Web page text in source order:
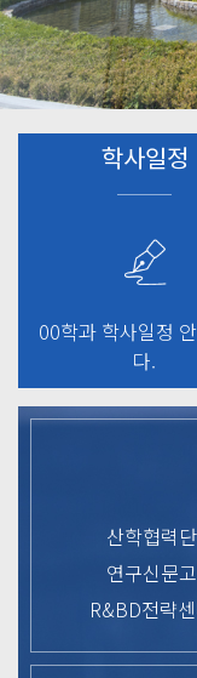
학사일정
00학과 학사일정
다.
산학협력단
연구신문고
R&BD전략